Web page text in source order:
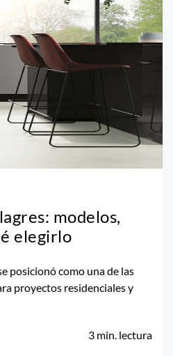
modelos,
elegirlo
posicionó como una de las
proyectos residenciales y
3 min. lectura